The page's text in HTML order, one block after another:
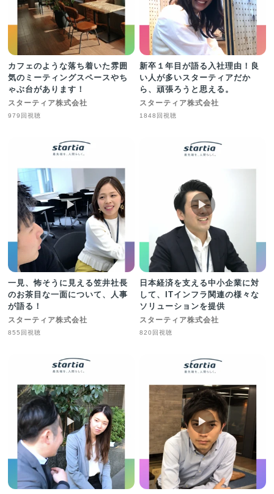
カフェのような落ち着いた雰囲
気のミーティングスペースやち
ゃぶ台があります！
スターティア株式会社
979回視聴
新卒１年目が語る入社理由！良
い人が多いスターティアだか
ら、頑張ろうと思える。
スターティア株式会社
1848回視聴
▶︎
一見、怖そうに見える笠井社長
のお茶目な一面について、人事
が語る！
スターティア株式会社
855回視聴
▶︎
日本経済を支える中小企業に対
して、ITインフラ関連の様々な
ソリューションを提供
スターティア株式会社
820回視聴
▶︎ ▶︎